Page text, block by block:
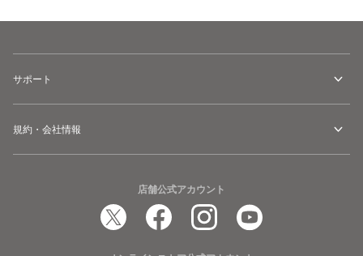
サポート
規約・会社情報
店舗公式アカウント